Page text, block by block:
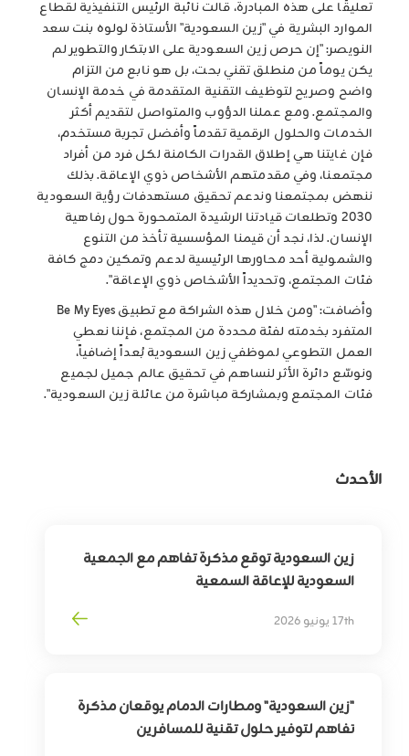
تعليقًا على هذه المبادرة، قالت نائبة الرئيس التنفيذية لقطاع
الموارد البشرية في "زين السعودية" الأستاذة لولوه بنت سعد
النويصر: "إن حرص زين السعودية على الابتكار والتطوير لم
يكن يوماً من منطلق تقني بحت، بل هو نابع من التزام
واضح وصريح لتوظيف التقنية المتقدمة في خدمة الإنسان
والمجتمع. ومع عملنا الدؤوب والمتواصل لتقديم أكثر
الخدمات والحلول الرقمية تقدماً وأفضل تجربة مستخدم،
فإن غايتنا هي إطلاق القدرات الكامنة لكل فرد من أفراد
مجتمعنا، وفي مقدمتهم الأشخاص ذوي الإعاقة. بذلك
ننهض بمجتمعنا وندعم تحقيق مستهدفات رؤية السعودية
2030 وتطلعات قيادتنا الرشيدة المتمحورة حول رفاهية
الإنسان. لذا، نجد أن قيمنا المؤسسية تأخذ من التنوع
والشمولية أحد محاورها الرئيسية لدعم وتمكين دمج كافة
فئات المجتمع، وتحديداً الأشخاص ذوي الإعاقة".
وأضافت: "ومن خلال هذه الشراكة مع تطبيق Be My Eyes
المتفرد بخدمته لفئة محددة من المجتمع، فإننا نعطي
العمل التطوعي لموظفي زين السعودية بُعداً إضافياً،
ونوسّع دائرة الأثر لنساهم في تحقيق عالم جميل لجميع
فئات المجتمع وبمشاركة مباشرة من عائلة زين السعودية".
الأحدث
زين السعودية توقع مذكرة تفاهم مع الجمعية
السعودية للإعاقة السمعية
ذوي الإعاقة السمعية
17th يونيو 2026
"زين السعودية" ومطارات الدمام يوقعان مذكرة
تفاهم لتوفير حلول تقنية للمسافرين